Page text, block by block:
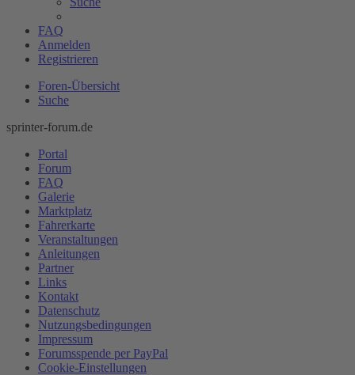
FAQ
Anmelden
Registrieren
Foren-Übersicht
Suche
sprinter-forum.de
Portal
Forum
FAQ
Galerie
Marktplatz
Fahrerkarte
Veranstaltungen
Anleitungen
Partner
Links
Kontakt
Datenschutz
Nutzungsbedingungen
Impressum
Forumsspende per PayPal
Cookie-Einstellungen